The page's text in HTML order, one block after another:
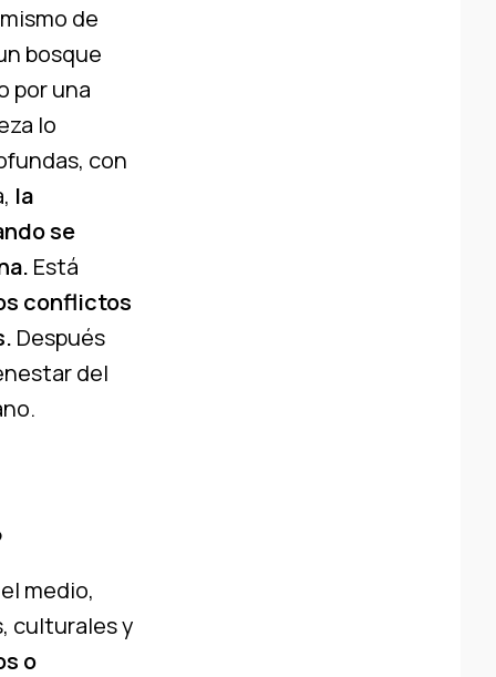
de
bosque
por una
lo
con
la
se
Está
conflictos
Después
del
medio,
culturales y
o